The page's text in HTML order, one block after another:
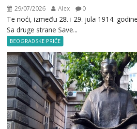
29/07/2026 Alex 0
Te noći, između 28. i 29. jula 1914.
Sa druge strane Save...
BEOGRADSKE PRIČE